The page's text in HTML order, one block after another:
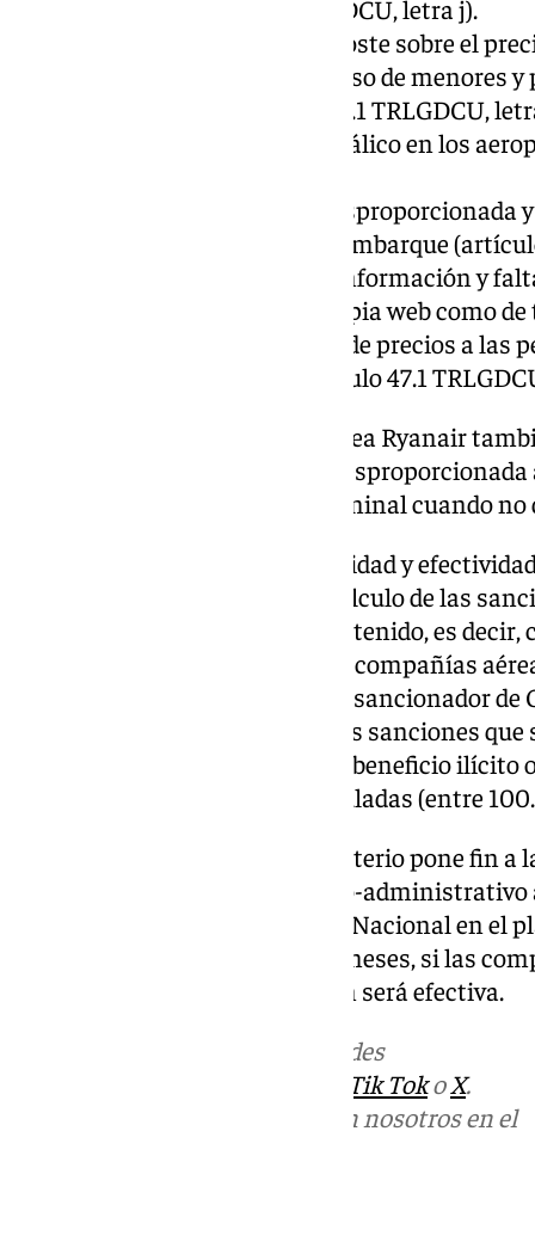
cabina (artículo 47.1 TRLGDCU, letra j).
Exigir el pago de un sobrecoste sobre el
asientos contiguos en el caso de menores
acompañantes (artículo 47.1 TRLGDCU,
No permitir el pago en metálico en los
Imposición de una tasa desproporcionada
impresión de la tarjeta de embarque
Omisiones engañosas de información y
publicados tanto en su propia web como
comparabilidad de ofertas de precios a
de decisión por estas (artículo 47.1
Además, en el caso de la aerolínea Ryanair
la cual se cobra una cantidad
por imprimir el billete en la terminal cuando no
Para garantizar la proporcionalidad y
como su efecto disuasorio, el cálculo de las
el criterio del beneficio ilícito obtenido, es
los beneficios obtenidos por las compañías
tal y como establece el régimen sancionador
calificadas como muy graves, las sanciones
hasta entre seis y ocho veces el beneficio
cantidades de las multas estipuladas (entre
Esta orden firmada por el ministerio pone fin
interponer recurso contencioso-administrativo
Administrativo de la Audiencia Nacional en el
transcurrido este plazo de dos meses, si las
recurso ante la justicia, la orden será efectiva.
en las redes
Tik TokoX.
Puedes ponerte en contacto con nosotros en el